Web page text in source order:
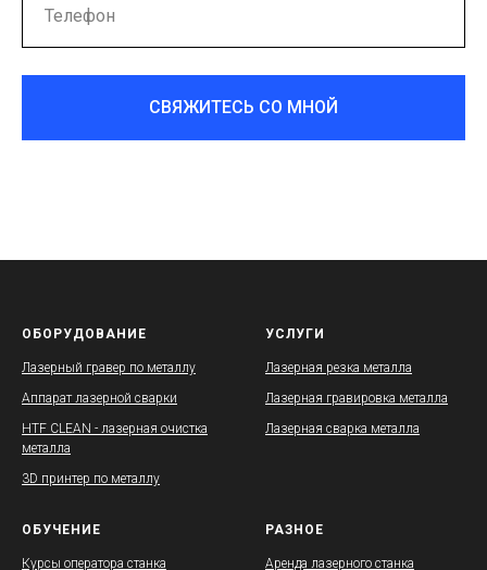
СВЯЖИТЕСЬ СО МНОЙ
ОБОРУДОВАНИЕ
Лазерный гравер по металлу
Аппарат лазерной сварки
HTF CLEAN - лазерная очистка
металла
3D принтер по металлу
УСЛУГИ
Лазерная резка металла
Лазерная гравировка металла
Лазерная сварка металла
ОБУЧЕНИЕ
Курсы оператора станка
РАЗНОЕ
Аренда лазерного станка